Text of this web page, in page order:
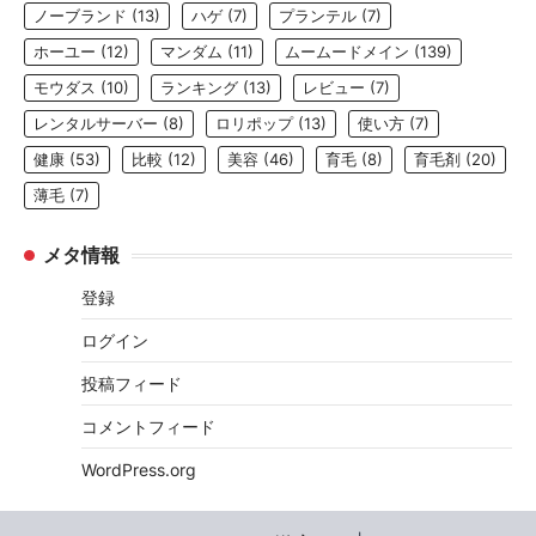
ノーブランド (13) ハゲ (7) プランテル (7)
ホーユー (12) マンダム (11) ムームードメイン (139)
モウダス (10) ランキング (13) レビュー (7)
レンタルサーバー (8) ロリポップ(13) 使い方 (7)
健康 (53) 比較 (12) 美容 (46) 育毛 (8) 育毛剤 (20)
薄毛 (7)
メタ情報
登録
ログイン
投稿フィード
コメントフィード
WordPress.org